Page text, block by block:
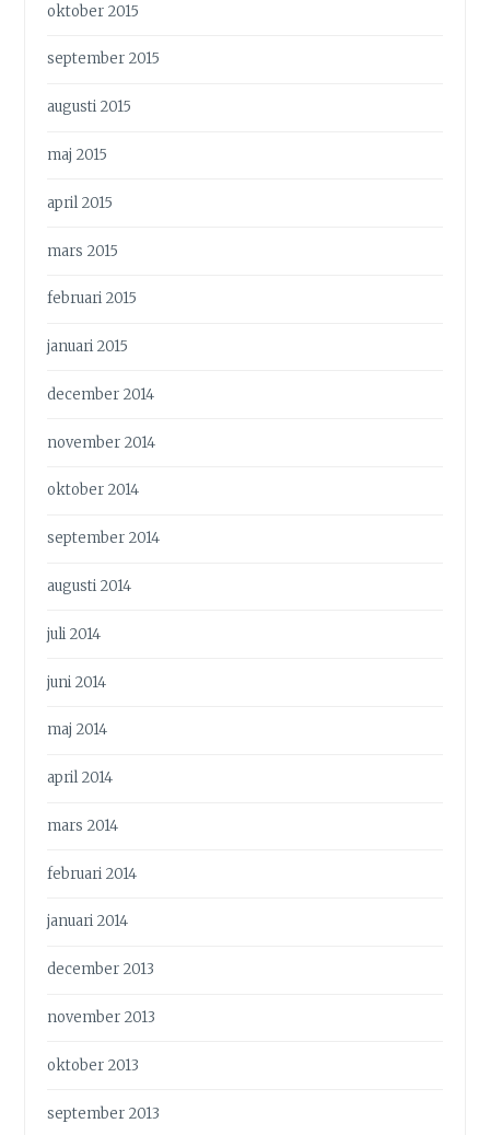
oktober 2015
september 2015
augusti 2015
maj 2015
april 2015
mars 2015
februari 2015
januari 2015
december 2014
november 2014
oktober 2014
september 2014
augusti 2014
juli 2014
juni 2014
maj 2014
april 2014
mars 2014
februari 2014
januari 2014
december 2013
november 2013
oktober 2013
september 2013